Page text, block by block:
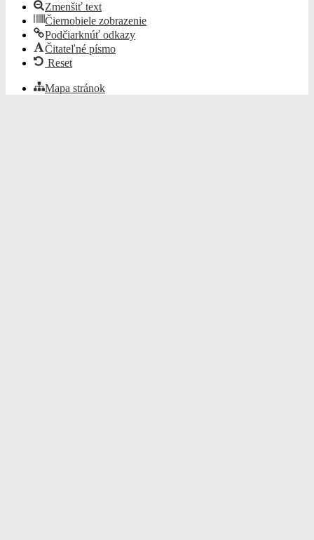
Zmenšiť text
Čiernobiele zobrazenie
Podčiarknúť odkazy
Čitateľné písmo
Reset
Mapa stránok